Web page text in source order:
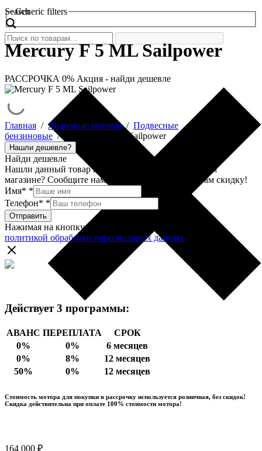
Search
Generic filters
Mercury F 5 ML Sailpower
РАССРОЧКА 0% Акция - найди дешевле
Главная /Лодочные моторы/ Подвесные
бензиновые / Mercury F 5 ML Sailpower
Нашли дешевле?
Найди дешевле
Нашли данный товар по более низкой цене в другом
магазине? Сообщите нам об этом, и мы сделаем вам скидку!
Имя* *
Телефон* *
Отправить
Нажимая на кнопку "Отправить", вы соглашаетесь с
политикой обработки персональных данных
Действует 3 программы:
АВАНС ПЕРЕПЛАТА
СРОК
0%
0%
6 месяцев
0%
8%
12 месяцев
50%
0% 12 месяцев
Стоимость мотора для покупки в рассрочку используется розничная, без скидок!
Скидка действительна при оплате 100% стоимости мотора!
164 000 ₽